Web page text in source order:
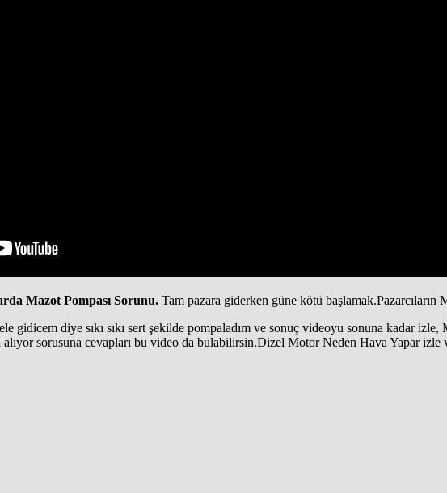
Mazot Pompası Sorunu. Tam pazara giderken güne kötü başlamak.Pazarcıların
gidicem diye sıkı sıkı sert şekilde pompaladım ve sonuç videoyu sonuna kadar
alıyor sorusuna cevapları bu video da bulabilirsin.Dizel Motor Neden Hava Yapar